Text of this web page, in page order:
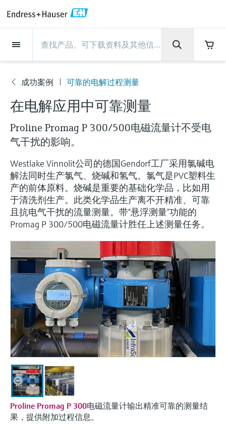
现场仪表
流量
物位测量
液体分析
温度测量
压力测量
系统产品
Netilion IIoT
软件
产品工具
通过产品筛选，选择测量仪表
通过产品特性查找适当的测量设备、软件或
系统组件。
Applicator 选型和计算软件
流量
电磁流量计
科里奥利质量流量计
超声波流量计
涡街流量计
热式质量流量计
Differential pressure flow
measurement
选购全部
物位测量
雷达物位测量
Vibronic point level detection
导波雷达物位测量
超声波物位测量
电容物位测量
静压液位测量
Conductive level measurement
Float switch level measurement
放射线物位测量
阻旋料位开关
伺服液位测量
机电式物位测量
微波限位栅物位测量
液体分析
pH电极和变送器
电导率传感器和变送器
浊度传感器和变送器
氯传感器和变送器
溶解氧传感器和变送器
实验室检测仪表和便携式pH计
全自动水质采样仪
TOC、COD和SAC分析仪
ORP电极和变送器
污泥界面传感器和变送器
营养盐分析仪和传感器
金属分析仪
光度计
温度测量
温度变送器
工业温度计
保护套管
高温型温度计
卫生型温度计
紧凑型温度计
表面温度计
线缆式温度计
多点温度计
选购全部
压力测量
绝压和表压测量
差压测量
选购全部
系统产品
数据管理仪&数据记录仪
过程测控仪
电源和安全栅
WirelessHART解决方案
网关和调制解调器
设备配置用平板电脑
能量管理仪和应用管理仪
浪涌保护器
选购全部
光学分析
TDLAS和QF分析仪
拉曼光谱分析仪
排放监测解决方案
颗粒测量设备
数字分析仪解决方案
过程气体分析仪
空气质量测量装置
烟雾探测器
视距测量仪
超高探测器
选购全部
Netilion IIoT
Netilion Value
Netilion Health
Netilion Analytics
Netilion Library
Netilion Inventory
Netilion Connect
Netilion Device Viewer
Netilion Water
服务产品
Project and commissioning services
技术支持服务
仪表维护
仪表性能优化服务
View all
Project and commissioning
services
仪表调试服务
Industrial Project Management
技术支持服务
远程技术支持
远程资产监控
Process Instrumentation Courses
仪表维护
验证服务
现场仪表校准服务
预防性维护服务
Repair of measuring instruments
仪表性能优化服务
校准报告分析
优化校准间隔时间
动态现场仪表评价和分析服务
行业应用
食品与饮料
水务和环境：保护 —— 节约 —— 提高
石油与天然气：促进能源转型，实
生命科学：创新技术助推卓越运营
化工：深化合作，助推可持续成功
电力与能源
采矿、矿物加工及冶金：打造可持
续的未来
公用工程：可靠使用蒸汽
所有行业的关注焦点
工业领域的可持续发展解决方案
数字化驱动流程工业转型升级
决策级过程透明度，赋能卓越运营
支持
快速获取服务支持！
技术支持中心 —— Endress+Hauser提供全方
位服务，与您相伴前行
下载区
搜索和下载技术手册, 宣传资料, 出版物, 软
学习
学习中心
学习中心 - 探索Endress+Hauser学习平台上
的指导课程与资源，随时随地提升技能。
活动和培训
根据需要，从培训、研讨会、展会、峰会或
在线研讨会等各种活动中灵活选择。
公司
Endress+Hauser集团
生产中心
集团实力
客户案例
新闻与案例
活动和培训
您的Endress+Hauser职业生涯
Endress+Hauser集团
公司概况
Endress+Hauser在中国
恩德斯豪斯科技中国
财务业绩
集团管理层
发展历程
文化与价值观
可持续发展
关联公司
生产中心
物位和压力测量
Endress+Hauser流量
Endress+Hauser 液体分析
温度+系统产品
Endress+Hauser 数字解决方案
Endress+Hauser 光学分析
Endress+Hauser SICK
Endress+Hauser Technology China
集团实力
过程安全性
网络安全性
过程自动化项目流程
My Endress+Hauser
建立电子采购流程，从容应对未来
需求
新闻与案例
新闻与案例总览
所有文章
新闻稿
事实速览
媒体活动
活动和培训
培训
研讨会
展览会
在线研讨会和回放
峰会
线下活动
查找市场活动及培训
您的Endress+Hauser职业生
涯
Explore open positions
在Endress+Hauser工作
更多工作机会
德国耶拿分析仪器公司的工作机会
IST创新传感器技术公司的工作机
会
Job opportunities at
Endress+Hauser SICK
司
成功案例 可靠的电解过程测量
在电解应用中可靠测量
Proline Promag P 300/500电磁流量计不受电
气干扰的影响。
Westlake Vinnolit公司的德国Gendorf工厂采用氯碱电
解法同时生产氯气、烧碱和氢气。氯气是PVC塑料生
产的前体原料。烧碱是重要的基础化学品，比如用
于清洗剂生产。此类化学品生产离不开精准、可靠
且抗电气干扰的流量测量。带“悬浮测量”功能的
Promag P 300/500电磁流量计胜任上述测量任务。
Proline Promag P 300电磁流量计输出精准可靠的测量结
果，提供附加过程信息。